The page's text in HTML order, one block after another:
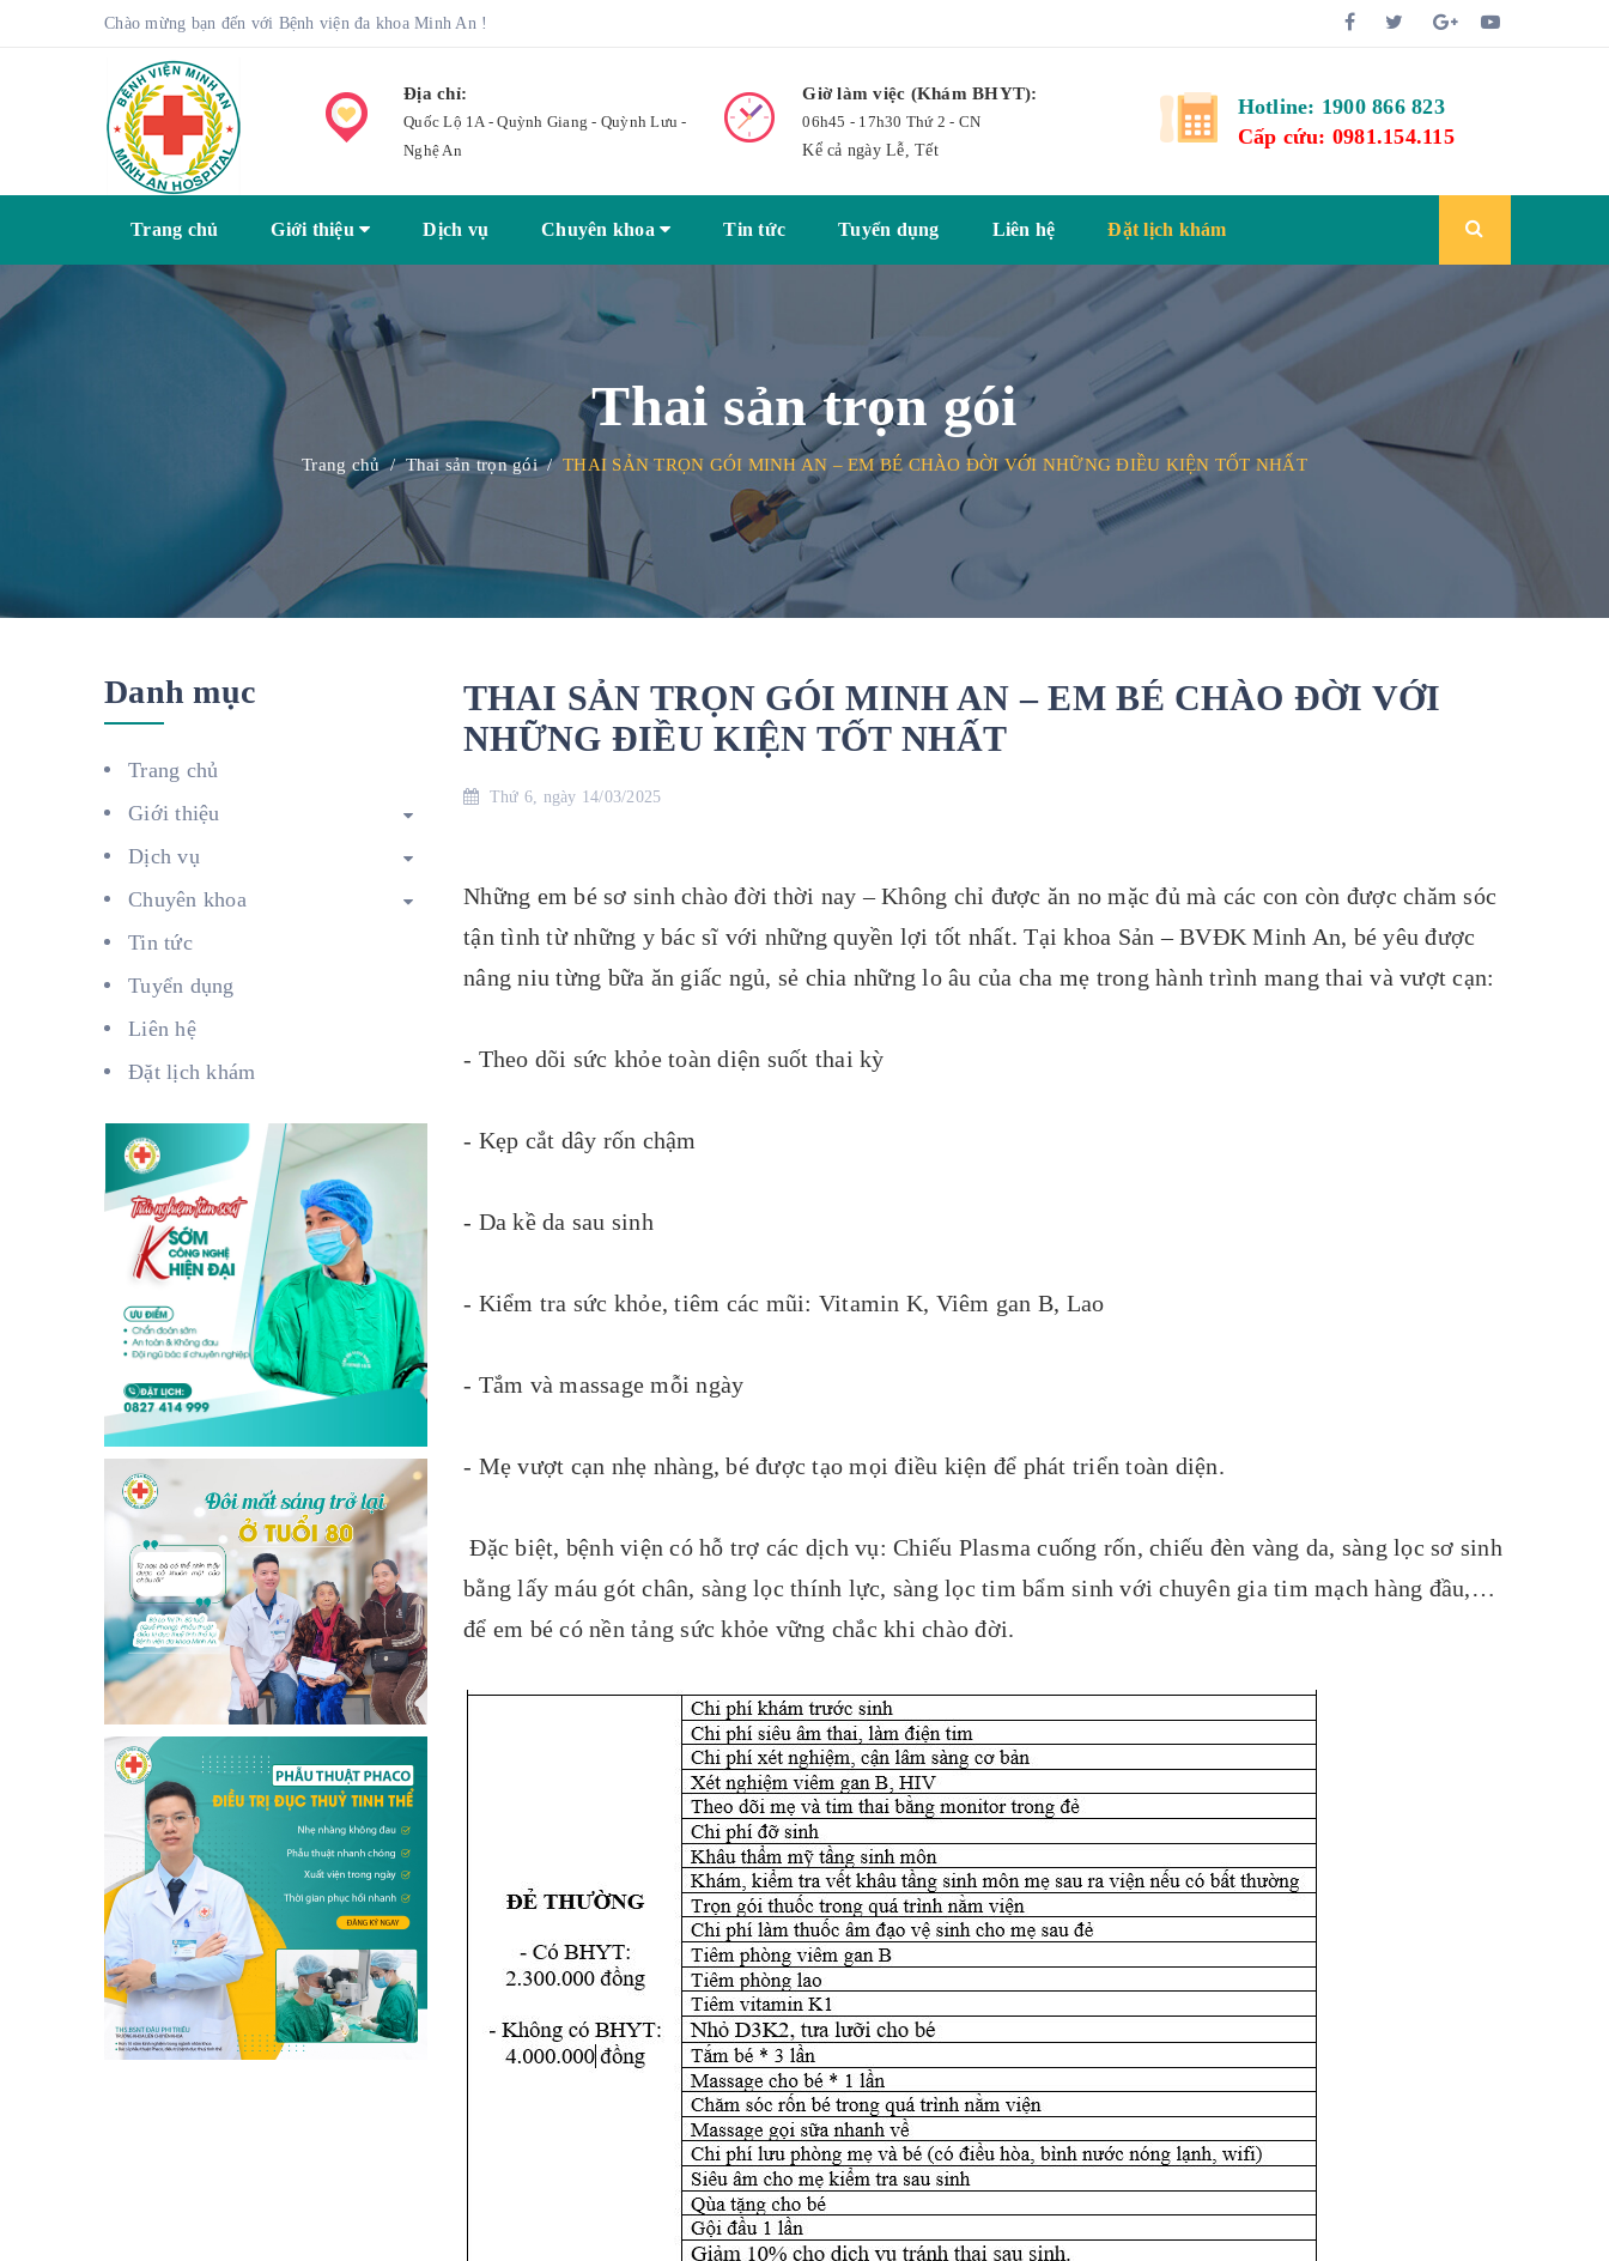
Chào mừng bạn đến với Bệnh viện đa khoa Minh An !
Địa chỉ:
Quốc Lộ 1A - Quỳnh Giang - Quỳnh Lưu -
Nghệ An
Giờ làm việc (Khám BHYT):
06h45 - 17h30 Thứ 2 - CN
Kể cả ngày Lễ, Tết
Hotline: 1900 866 823
Cấp cứu: 0981.154.115
Trang chủ Giới thiệu Dịch vụ Chuyên khoa Tin tức Tuyển dụng Liên hệ Đặt lịch khám
Thai sản trọn gói
Trang chủ / Thai sản trọn gói / THAI SẢN TRỌN GÓI MINH AN – EM BÉ CHÀO ĐỜI VỚI NHỮNG ĐIỀU KIỆN TỐT NHẤT
THAI SẢN TRỌN GÓI MINH AN – EM BÉ CHÀO ĐỜI VỚI
NHỮNG ĐIỀU KIỆN TỐT NHẤT
Thứ 6, ngày 14/03/2025
Những em bé sơ sinh chào đời thời nay – Không chỉ được ăn no mặc đủ mà các con còn được chăm sóc
tận tình từ những y bác sĩ với những quyền lợi tốt nhất. Tại khoa Sản – BVĐK Minh An, bé yêu được
nâng niu từng bữa ăn giấc ngủ, sẻ chia những lo âu của cha mẹ trong hành trình mang thai và vượt cạn:
- Theo dõi sức khỏe toàn diện suốt thai kỳ
- Kẹp cắt dây rốn chậm
- Da kề da sau sinh
- Kiểm tra sức khỏe, tiêm các mũi: Vitamin K, Viêm gan B, Lao
- Tắm và massage mỗi ngày
- Mẹ vượt cạn nhẹ nhàng, bé được tạo mọi điều kiện để phát triển toàn diện.
Đặc biệt, bệnh viện có hỗ trợ các dịch vụ: Chiếu Plasma cuống rốn, chiếu đèn vàng da, sàng lọc sơ sinh
bằng lấy máu gót chân, sàng lọc thính lực, sàng lọc tim bẩm sinh với chuyên gia tim mạch hàng đầu,…
để em bé có nền tảng sức khỏe vững chắc khi chào đời.
Danh mục
Trang chủ
Giới thiệu
Dịch vụ
Chuyên khoa
Tin tức
Tuyển dụng
Liên hệ
Đặt lịch khám